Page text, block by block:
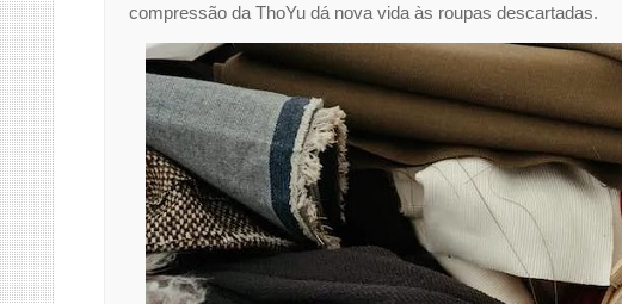
compressão da ThoYu dá nova vida às roupas descartadas.